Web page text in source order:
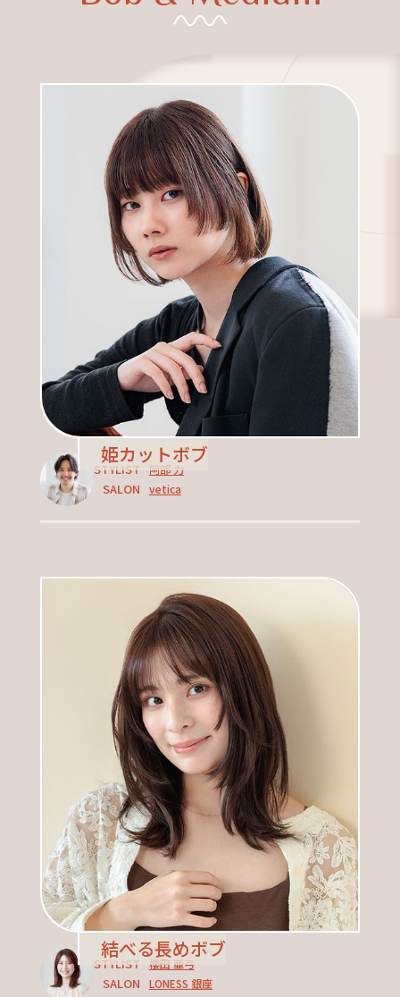
姫カットボブ
STYLIST 阿部 力
SALON vetica
結べる長めボブ
STYLIST 櫻田 亜弓
SALON LONESS 銀座